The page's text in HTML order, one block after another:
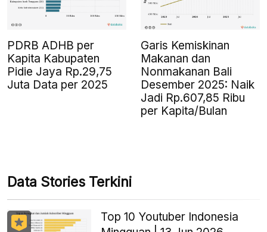
PDRB ADHB per
Kapita Kabupaten
Pidie Jaya Rp.29,75
Juta Data per 2025
Garis Kemiskinan
Makanan dan
Nonmakanan Bali
Desember 2025: Naik
Jadi Rp.607,85 Ribu
per Kapita/Bulan
Data Stories Terkini
Top 10 Youtuber Indonesia